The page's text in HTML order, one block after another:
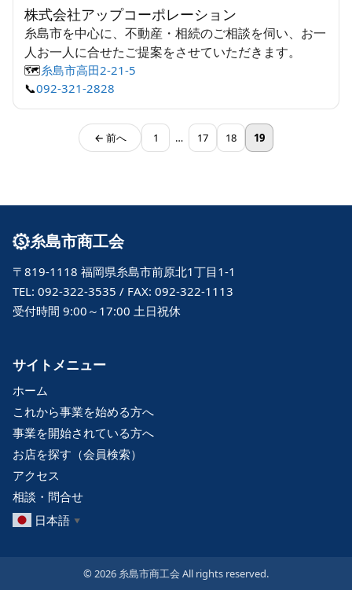
株式会社アップコーポレーション
糸島市を中心に、不動産・相続のご相談を伺い、お一
人お一人に合せたご提案をさせていただきます。
🗺️糸島市高田2-21-5
📞092-321-2828
← 前へ 1 … 17 18 19
糸島市商工会
〒819-1118 福岡県糸島市前原北1丁目1-1
TEL: 092-322-3535 / FAX: 092-322-1113
受付時間 9:00～17:00 土日祝休
サイトメニュー
ホーム
これから事業を始める方へ
事業を開始されている方へ
お店を探す（会員検索）
アクセス
相談・問合せ
日本語 ▼
© 2026 糸島市商工会 All rights reserved.